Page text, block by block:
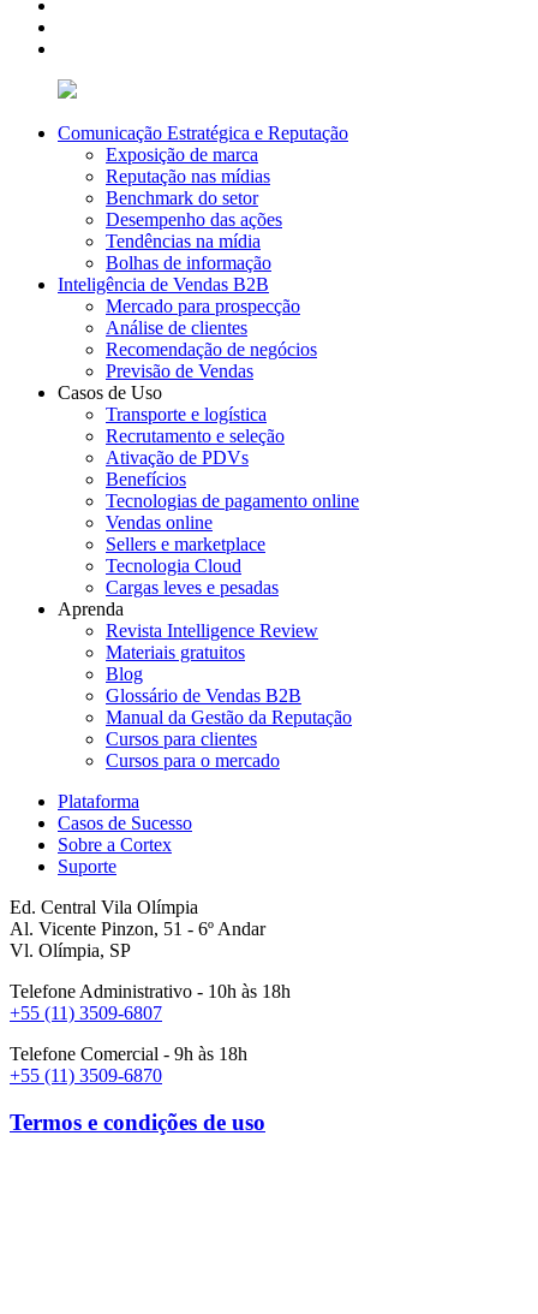
Comunicação Estratégica e Reputação
Exposição de marca
Reputação nas mídias
Benchmark do setor
Desempenho das ações
Tendências na mídia
Bolhas de informação
Inteligência de Vendas B2B
Mercado para prospecção
Análise de clientes
Recomendação de negócios
Previsão de Vendas
Casos de Uso
Transporte e logística
Recrutamento e seleção
Ativação de PDVs
Benefícios
Tecnologias de pagamento online
Vendas online
Sellers e marketplace
Tecnologia Cloud
Cargas leves e pesadas
Aprenda
Revista Intelligence Review
Materiais gratuitos
Blog
Glossário de Vendas B2B
Manual da Gestão da Reputação
Cursos para clientes
Cursos para o mercado
Plataforma
Casos de Sucesso
Sobre a Cortex
Suporte
Ed. Central Vila Olímpia
Al. Vicente Pinzon, 51 - 6º Andar
Vl. Olímpia, SP
Telefone Administrativo - 10h às 18h
+55 (11) 3509-6807
Telefone Comercial - 9h às 18h
+55 (11) 3509-6870
Termos e condições de uso